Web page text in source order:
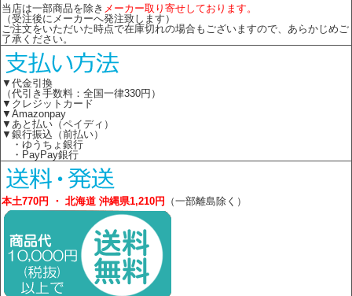
当店は一部商品を除き メーカー取り寄せしております。
（受注後にメーカーへ発注致します）
ご注文をいただいた時点で在庫切れの場合もございますので、あらかじめご
了承ください。
▼代金引換
（代引き手数料：全国一律330円）
▼クレジットカード
▼Amazonpay
▼あと払い（ペイディ）
▼銀行振込（前払い）
・ゆうちょ銀行
・PayPay銀行
本土770円 ・ 北海道 沖縄県1,210円 （一部離島除く）